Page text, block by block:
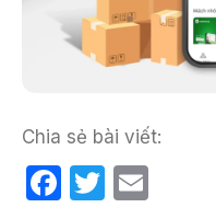
Chia sẻ bài viết:
F
T